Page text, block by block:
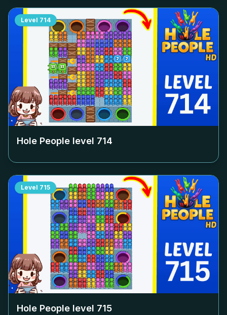
Level 714
Hole People level 714
Level 715
Hole People level 715